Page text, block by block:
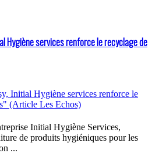
Hygiène services renforce le recyclage de
Initial Hygiène Services,
de produits hygiéniques pour les
...